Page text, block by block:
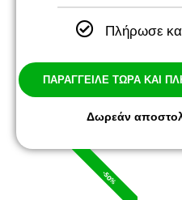
Πλήρωσε
ΠΑΡΑΓΓΕΙΛΕ ΤΩΡΑ ΚΑΙ
Δωρεάν
-50%